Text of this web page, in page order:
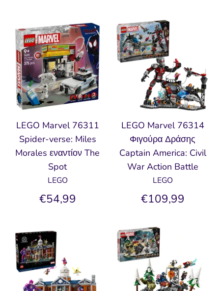
LEGO Marvel 76311
Spider-verse: Miles
Morales εναντίον The
Spot
LEGO
€54,99
LEGO Marvel 76314
Φιγούρα Δράσης
Captain America: Civil
War Action Battle
LEGO
€109,99